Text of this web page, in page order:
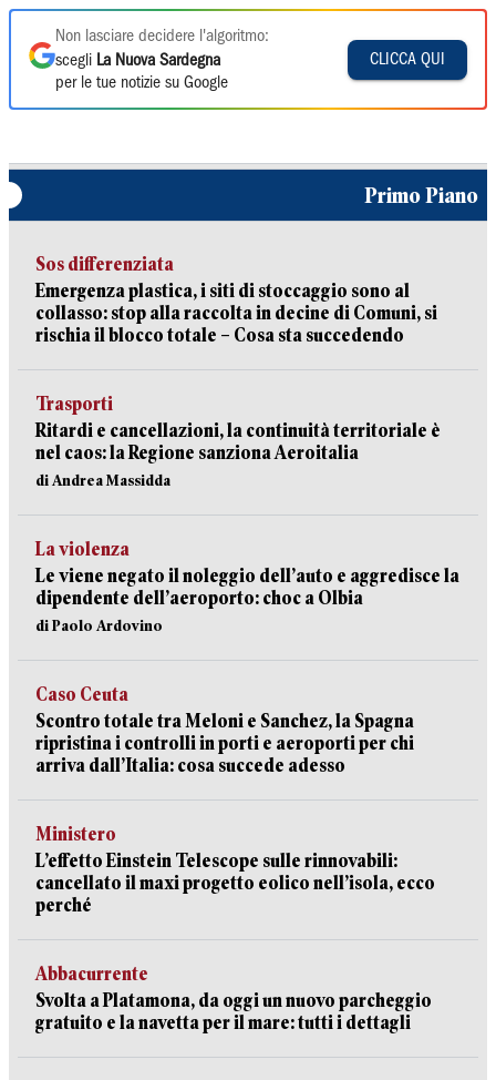
Non lasciare decidere l'algoritmo:
scegli La Nuova Sardegna
per le tue notizie su Google
CLICCA QUI
Primo Piano
Sos differenziata
Emergenza plastica, i siti di stoccaggio sono al
collasso: stop alla raccolta in decine di Comuni, si
rischia il blocco totale – Cosa sta succedendo
Trasporti
Ritardi e cancellazioni, la continuità territoriale è
nel caos: la Regione sanziona Aeroitalia
di Andrea Massidda
La violenza
Le viene negato il noleggio dell’auto e aggredisce la
dipendente dell’aeroporto: choc a Olbia
di Paolo Ardovino
Caso Ceuta
Scontro totale tra Meloni e Sanchez, la Spagna
ripristina i controlli in porti e aeroporti per chi
arriva dall’Italia: cosa succede adesso
Ministero
L’effetto Einstein Telescope sulle rinnovabili:
cancellato il maxi progetto eolico nell’isola, ecco
perché
Abbacurrente
Svolta a Platamona, da oggi un nuovo parcheggio
gratuito e la navetta per il mare: tutti i dettagli